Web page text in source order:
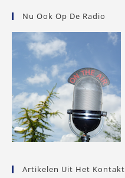
Nu Ook Op De Radio
Artikelen Uit Het Kontakt